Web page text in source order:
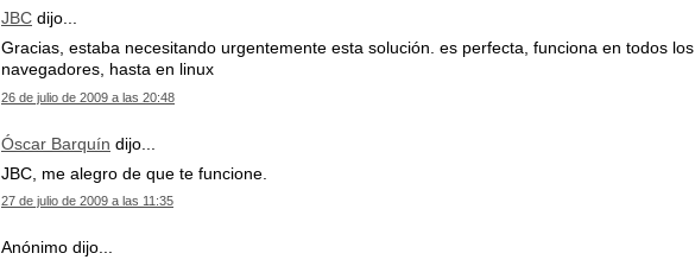
JBC dijo...
Gracias, estaba necesitando urgentemente esta solución. es perfecta, funciona en todos los
navegadores, hasta en linux
26 de julio de 2009 a las 20:48
Óscar Barquín dijo...
JBC, me alegro de que te funcione.
27 de julio de 2009 a las 11:35
Anónimo dijo...